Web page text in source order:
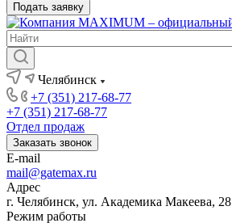
Подать заявку
Челябинск
+7 (351) 217-68-77
+7 (351) 217-68-77
Отдел продаж
Заказать звонок
E-mail
mail@gatemax.ru
Адрес
г. Челябинск, ул. Академика Макеева, 28
Режим работы